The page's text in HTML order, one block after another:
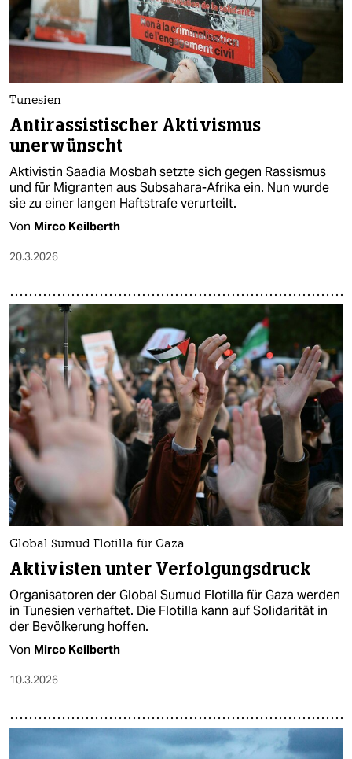
Tunesien
Antirassistischer Aktivismus
unerwünscht
Aktivistin Saadia Mosbah setzte sich gegen Rassismus
und für Migranten aus Subsahara-Afrika ein. Nun wurde
sie zu einer langen Haftstrafe verurteilt.
Von Mirco Keilberth
20.3.2026
Global Sumud Flotilla für Gaza
Aktivisten unter Verfolgungsdruck
Organisatoren der Global Sumud Flotilla für Gaza werden
in Tunesien verhaftet. Die Flotilla kann auf Solidarität in
der Bevölkerung hoffen.
Von Mirco Keilberth
10.3.2026